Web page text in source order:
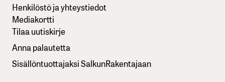
Henkilöstö ja yhteystiedot
Mediakortti
Tilaa uutiskirje
Anna palautetta
Sisällöntuottajaksi SalkunRakentajaan